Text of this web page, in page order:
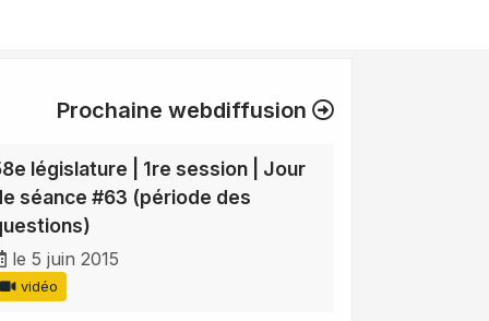
Prochaine webdiffusion
législature | 1re session | Jour
séance #63 (période des
le 5 juin 2015
vidéo